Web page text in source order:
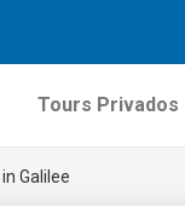
Tours Privados
Galilee